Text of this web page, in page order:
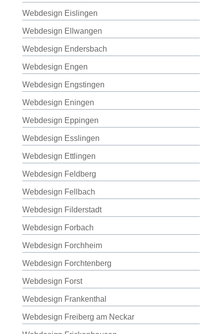
Webdesign Eislingen
Webdesign Ellwangen
Webdesign Endersbach
Webdesign Engen
Webdesign Engstingen
Webdesign Eningen
Webdesign Eppingen
Webdesign Esslingen
Webdesign Ettlingen
Webdesign Feldberg
Webdesign Fellbach
Webdesign Filderstadt
Webdesign Forbach
Webdesign Forchheim
Webdesign Forchtenberg
Webdesign Forst
Webdesign Frankenthal
Webdesign Freiberg am Neckar